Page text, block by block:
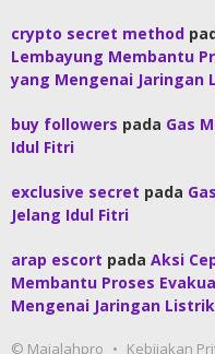
crypto secret method
Lembayung Membantu
yang Mengenai Jaringan
buy followers pada Gas
Idul Fitri
exclusive secret pada
Jelang Idul Fitri
arap escort pada Aksi
Membantu Proses
Mengenai Jaringan Listrik
© Majalahpro Kebijakan